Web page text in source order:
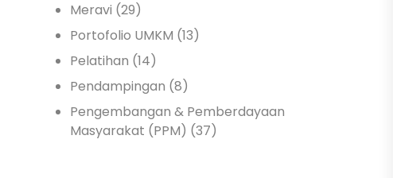
Meravi (29)
Portofolio UMKM (13)
Pelatihan (14)
Pendampingan (8)
Pengembangan & Pemberdayaan
Masyarakat (PPM) (37)